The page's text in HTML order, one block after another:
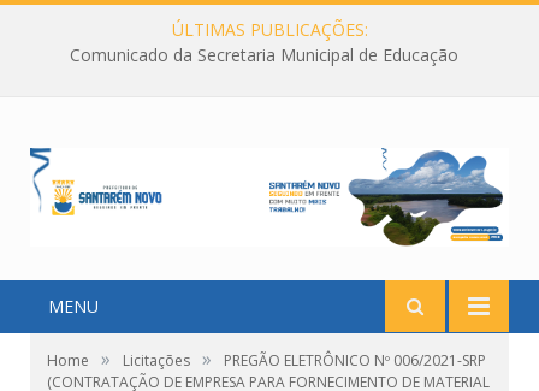
ÚLTIMAS PUBLICAÇÕES:
Comunicado da Secretaria Municipal de Educação
MENU
Home » Licitações »
PREGÃO ELETRÔNICO Nº 006/2021-SRP
(CONTRATAÇÃO DE EMPRESA PARA FORNECIMENTO DE MATERIAL